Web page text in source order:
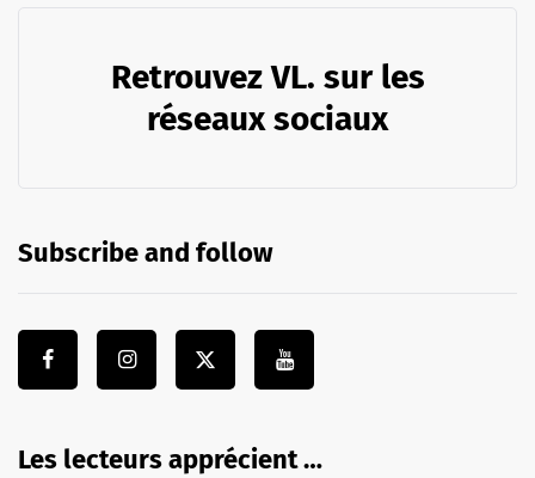
Retrouvez VL. sur les
réseaux sociaux
Subscribe and follow
Les lecteurs apprécient …